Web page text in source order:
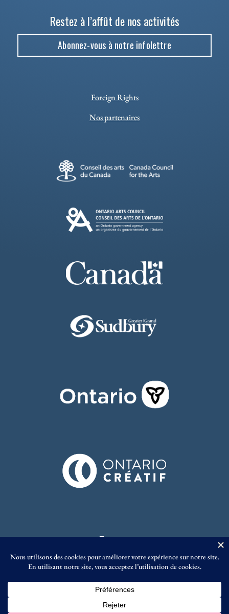
Restez à l’affût de nos activités
Abonnez-vous à notre infolettre
Foreign Rights
Nos partenaires